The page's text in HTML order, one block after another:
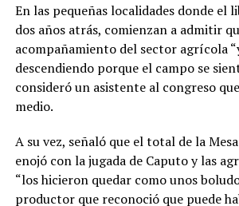
En las pequeñas localidades donde el
dos años atrás, comienzan a admitir
acompañamiento del sector agrícola
descendiendo porque el campo se
consideró un asistente al congreso
medio.
A su vez, señaló que el total de la
enojó con la jugada de Caputo y las
“los hicieron quedar como unos
productor que reconoció que puede